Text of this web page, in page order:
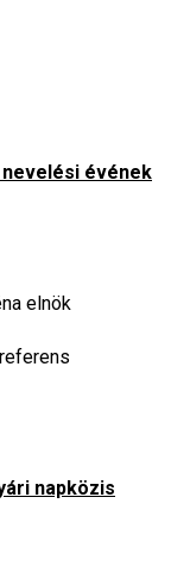
évének
elnök
napközis